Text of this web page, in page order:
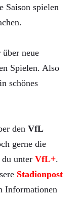
Saison spielen
neue
Spielen. Also
schönes
den VfL
gerne die
unter VfL+.
Stadionpost
Informationen